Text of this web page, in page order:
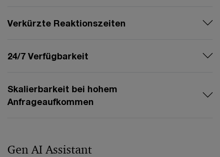
Verkürzte Reaktionszeiten
24/7 Verfügbarkeit
Skalierbarkeit bei hohem
Anfrageaufkommen
Gen AI Assistant